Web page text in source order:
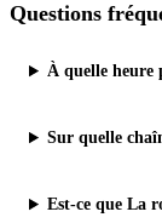
Questions
À quelle heure
Sur quelle
Est-ce que La